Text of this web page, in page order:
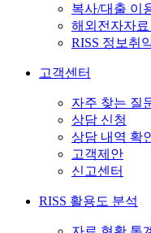
복사/대출 이
해외전자자
RISS 정보취
고객센터
자주 찾는 질
상담 신청
상담 내역 확
고객제안
신고센터
RISS 활용도 분석